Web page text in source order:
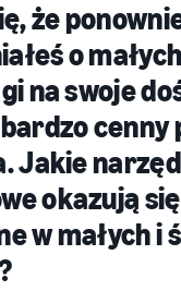
że
o
na swoje
cenny
Jakie
okazują
w małych i